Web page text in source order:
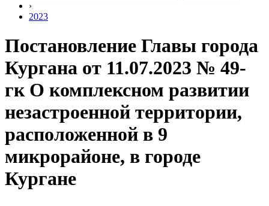
›
2023
Постановление Главы города
Кургана от 11.07.2023 № 49-
гк О комплексном развитии
незастроенной территории,
расположенной в 9
микрорайоне, в городе
Кургане